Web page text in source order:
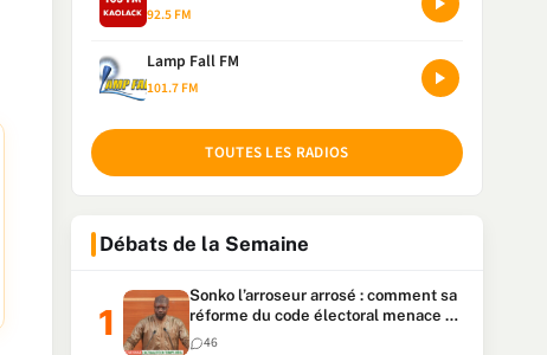
92.5 FM
Lamp Fall FM
101.7 FM
TOUTES LES RADIOS
Débats de la Semaine
Sonko l’arroseur arrosé : comment sa
réforme du code électoral menace sa
candidature
46